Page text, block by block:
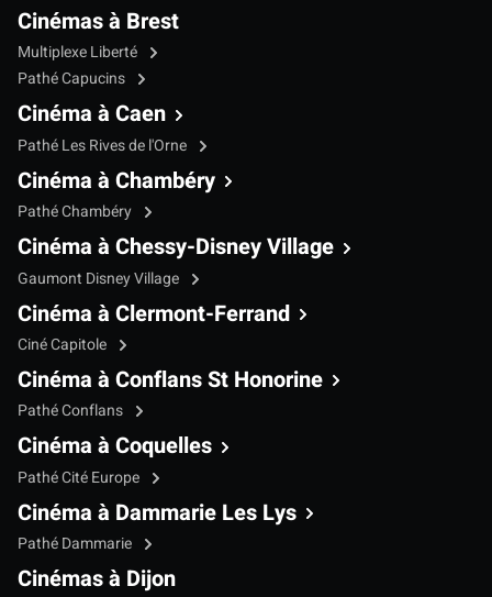
Cinémas à Brest
Multiplexe Liberté
Pathé Capucins
Cinéma à Caen
Pathé Les Rives de l'Orne
Cinéma à Chambéry
Pathé Chambéry
Cinéma à Chessy-Disney Village
Gaumont Disney Village
Cinéma à Clermont-Ferrand
Ciné Capitole
Cinéma à Conflans St Honorine
Pathé Conflans
Cinéma à Coquelles
Pathé Cité Europe
Cinéma à Dammarie Les Lys
Pathé Dammarie
Cinémas à Dijon